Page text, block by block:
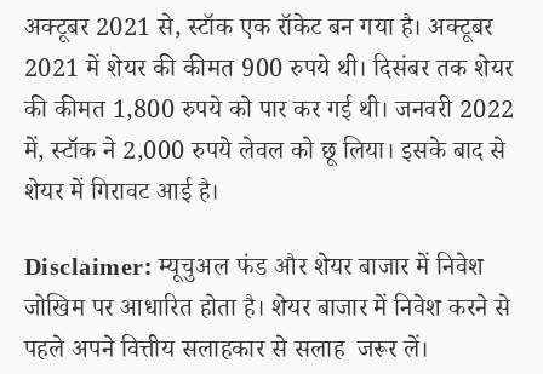
अक्टूबर 2021 से, स्टॉक एक रॉकेट बन गया है। अक्टूबर
2021 में शेयर की कीमत 900 रुपये थी। दिसंबर तक शेयर
की कीमत 1,800 रुपये को पार कर गई थी। जनवरी 2022
में, स्टॉक ने 2,000 रुपये लेवल को छू लिया। इसके बाद से
शेयर में गिरावट आई है।
Disclaimer:म्यूचुअल फंड और शेयर बाजार में निवेश
जोखिम पर आधारित होता है। शेयर बाजार में निवेश करने से
पहले अपने वित्तीय सलाहकार से सलाह जरूर लें।